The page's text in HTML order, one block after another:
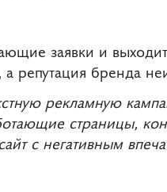
заявки и
репутация бренда
рекламную
страницы,
с негативным